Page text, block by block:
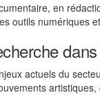
en
outils numériques
actuels du